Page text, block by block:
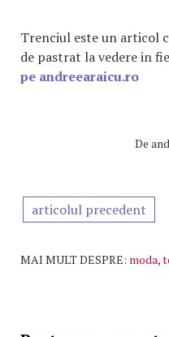
Trenciul este un articol
de pastrat la vedere in
pe andreearaicu.ro
De
articolul precedent
MAI MULT DESPRE: moda,